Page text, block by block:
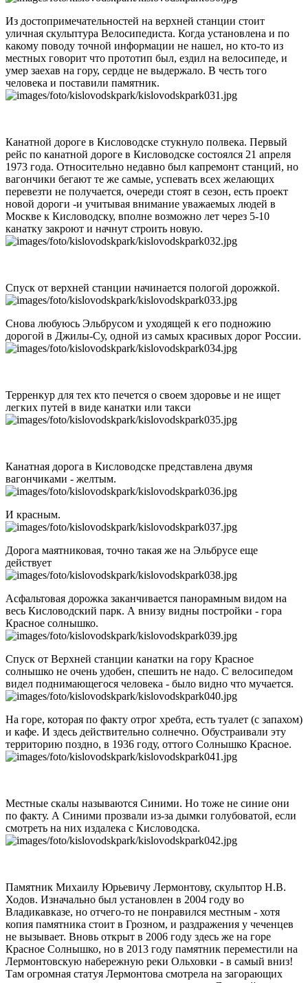
Из достопримечательностей на верхней станции стоит
уличная скульптура Велосипедиста. Когда установлена и по
какому поводу точной информации не нашел, но кто-то из
местных говорит что прототип был, ездил на велосипеде, и
умер заехав на гору, сердце не выдержало. В честь того
человека и поставили памятник.
Канатной дороге в Кисловодске стукнуло полвека. Первый
рейс по канатной дороге в Кисловодске состоялся 21 апреля
1973 года. Относительно недавно был капремонт станций, но
вагончики бегают те же самые, успевать всех желающих
перевезти не получается, очереди стоят в сезон, есть проект
новой дороги -и учитывая внимание уважаемых людей в
Москве к Кисловодску, вполне возможно лет через 5-10
канатку закроют и начнут строить новую.
Спуск от верхней станции начинается пологой дорожкой.
Снова любуюсь Эльбрусом и уходящей к его подножию
дорогой в Джилы-Су, одной из самых красивых дорог России.
Терренкур для тех кто печется о своем здоровье и не ищет
легких путей в виде канатки или такси
Канатная дорога в Кисловодске представлена двумя
вагончиками - желтым.
И красным.
Дорога маятниковая, точно такая же на Эльбрусе еще
действует
Асфальтовая дорожка заканчивается панорамным видом на
весь Кисловодский парк. А внизу видны постройки - гора
Красное солнышко.
Спуск от Верхней станции канатки на гору Красное
солнышко не очень удобен, спешить не надо. С велосипедом
видел поднимающегося человека - было видно что мучается.
На горе, которая по факту отрог хребта, есть туалет (с запахом)
и кафе. И здесь действительно солнечно. Обустраивали эту
территорию поздно, в 1936 году, оттого Солнышко Красное.
Местные скалы называются Синими. Но тоже не синие они
по факту. А Синими прозвали из-за дымки голубоватой, если
смотреть на них издалека с Кисловодска.
Памятник Михаилу Юрьевичу Лермонтову, скульптор Н.В.
Ходов. Изначально был установлен в 2004 году во
Владикавказе, но отчего-то не понравился местным - хотя
копия памятника стоит в Грозном, и раздражения у чеченцев
не вызывает. Вновь открыт в 2006 году здесь же на горе
Красное Солнышко, но в 2013 году памятник переместили на
Лермонтовскую набережную реки Ольховки - в самый вниз!
Там огромная статуя Лермонтова смотрела на загорающих